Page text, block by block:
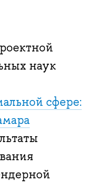
наук
сфере: